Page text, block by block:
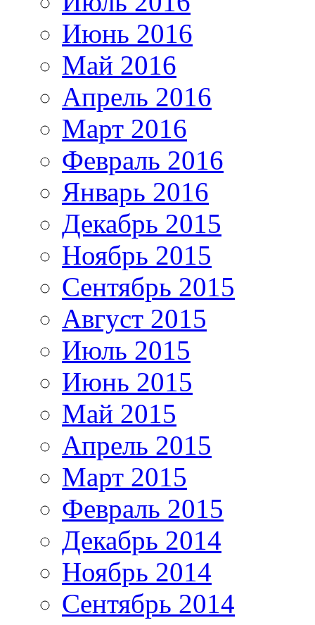
Июнь 2016
Май 2016
Апрель 2016
Март 2016
Февраль 2016
Январь 2016
Декабрь 2015
Ноябрь 2015
Сентябрь 2015
Август 2015
Июль 2015
Июнь 2015
Май 2015
Апрель 2015
Март 2015
Февраль 2015
Декабрь 2014
Ноябрь 2014
Сентябрь 2014